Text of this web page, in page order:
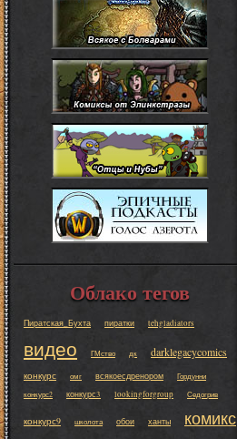
Облако тегов
Пиратская_Бухта пиратки tehgladiators
видео ГМство дк darklegacycomics
конкурс омг всякоесдренором
Гордунни
конкурс2
конкурс3 lookingforgroup Седогрив
конкурс9 школота обои ханты комикс